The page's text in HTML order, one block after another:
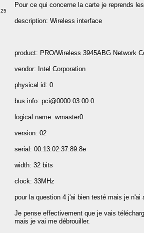
Pour ce qui concerne la carte je reprends
description: Wireless interface
product: PRO/Wireless 3945ABG Network
vendor: Intel Corporation
physical id: 0
bus info: pci@0000:03:00.0
logical name: wmaster0
version: 02
serial: 00:13:02:37:89:8e
width: 32 bits
clock: 33MHz
pour la question 4 j'ai bien testé mais je n'ai
Je pense effectivement que je vais
mais je vai me débrouiller.